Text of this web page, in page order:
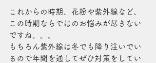
これからの時期、花粉や紫外線など、
この時期ならではのお悩みが尽きない
ですね。。。
もちろん紫外線は冬でも降り注いでい
るので年間を通してぜひ対策をしてい